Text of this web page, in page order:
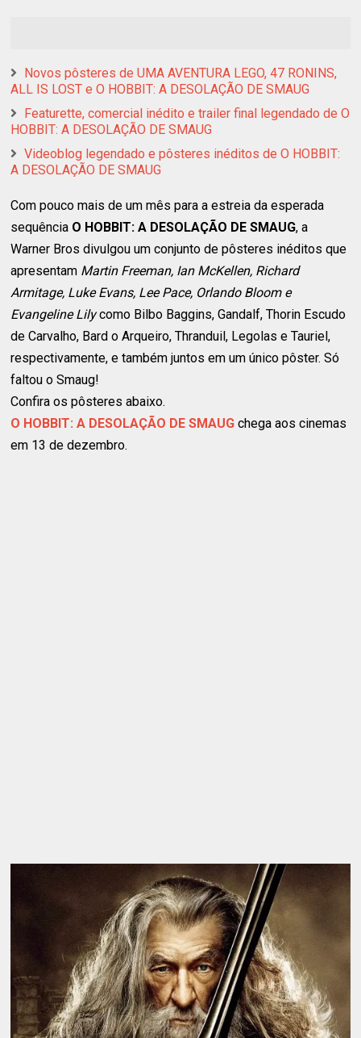
Novos pôsteres de UMA AVENTURA LEGO, 47 RONINS,
ALL IS LOST e O HOBBIT: A DESOLAÇÃO DE SMAUG
Featurette, comercial inédito e trailer final legendado de O
HOBBIT: A DESOLAÇÃO DE SMAUG
Videoblog legendado e pôsteres inéditos de O HOBBIT:
A DESOLAÇÃO DE SMAUG
Com pouco mais de um mês para a estreia da esperada
sequência O HOBBIT: A DESOLAÇÃO DE SMAUG, a
Warner Bros divulgou um conjunto de pôsteres inéditos que
apresentam Martin Freeman, Ian McKellen, Richard
Armitage, Luke Evans, Lee Pace, Orlando Bloom e
Evangeline Lilycomo Bilbo Baggins, Gandalf, Thorin Escudo
de Carvalho, Bard o Arqueiro, Thranduil, Legolas e Tauriel,
respectivamente, e também juntos em um único pôster. Só
faltou o Smaug!
Confira os pôsteres abaixo.
O HOBBIT: A DESOLAÇÃO DE SMAUG chega aos cinemas
em 13 de dezembro.